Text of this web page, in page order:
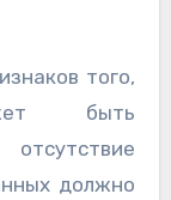
того,
быть
должно